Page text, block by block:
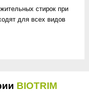
стирок при
для всех видов
BIOTRIM